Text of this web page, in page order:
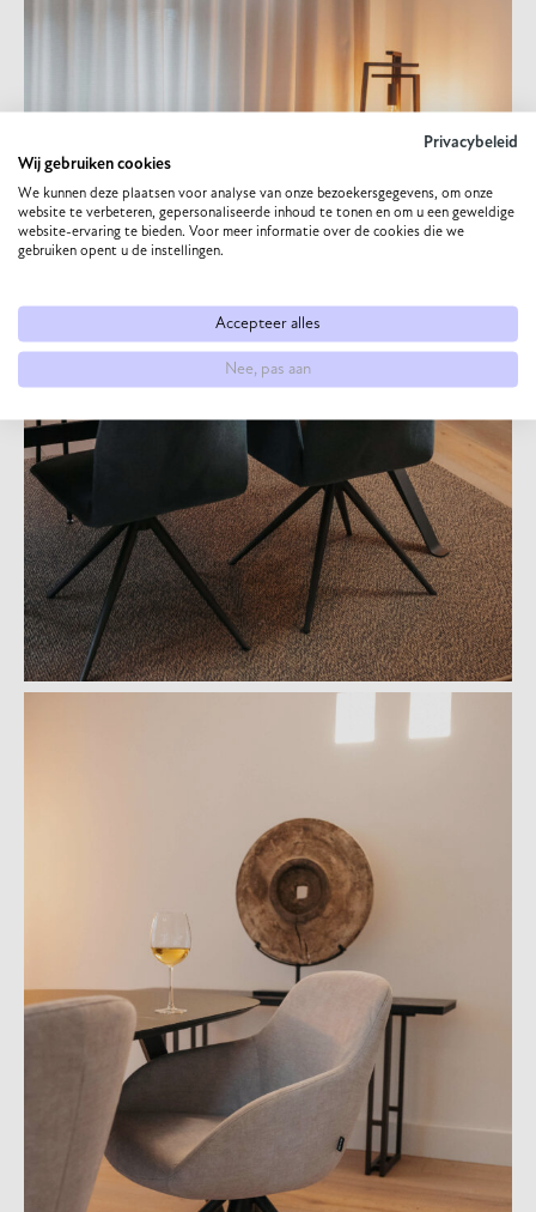
Privacybeleid
Wij gebruiken cookies
We kunnen deze plaatsen voor analyse van onze bezoekersgegevens, om onze
website te verbeteren, gepersonaliseerde inhoud te tonen en om u een geweldige
website-ervaring te bieden. Voor meer informatie over de cookies die we
gebruiken opent u de instellingen.
Accepteer alles
Nee, pas aan